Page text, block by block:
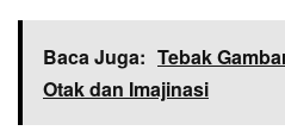
Baca Juga: Tebak
Otak dan Imajinasi